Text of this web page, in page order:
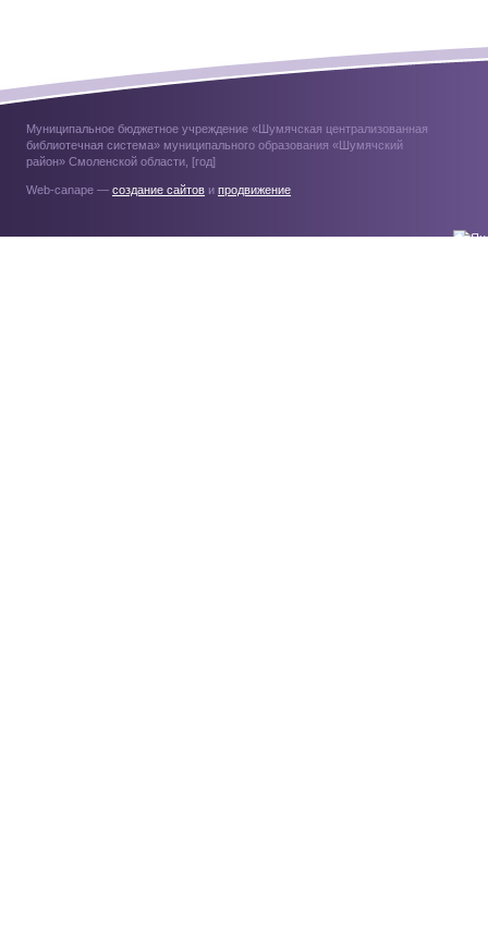
Муниципальное бюджетное учреждение «Шумячская централизованная
библиотечная система» муниципального образования «Шумячский
район» Смоленской области, [год]
Web-canape — создание сайтов и продвижение